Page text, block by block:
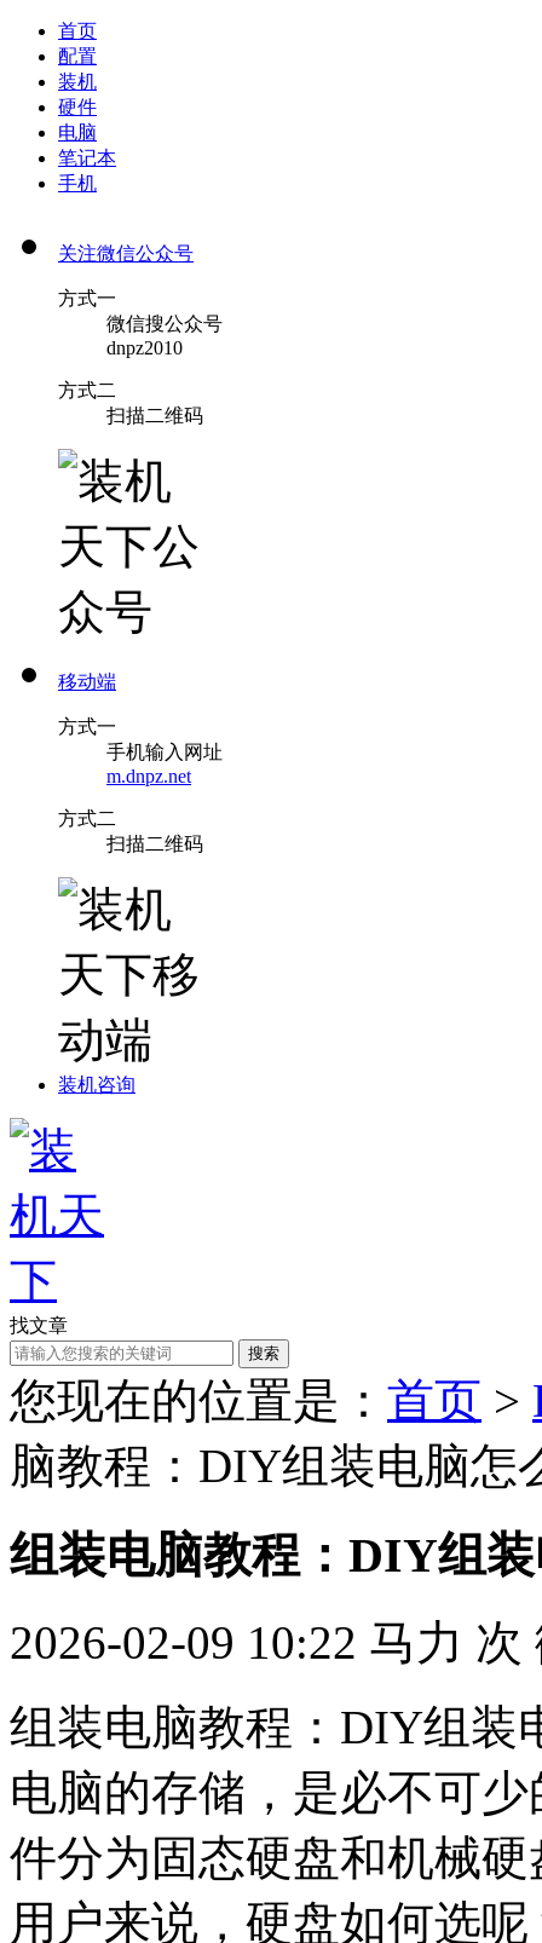
首页
配置
装机
硬件
电脑
笔记本
手机
关注微信公众号
方式一
微信搜公众号
dnpz2010
方式二
扫描二维码
移动端
方式一
手机输入网址
m.dnpz.net
方式二
扫描二维码
装机咨询
找文章
搜索
您现在的位置是： 首页 >
脑教程：DIY组装电脑怎
组装电脑教程：DIY组
2026-02-09 10:22 马力 次
组装电脑教程：DIY组装
电脑的存储，是必不可
件分为固态硬盘和机械
用户来说，硬盘如何选